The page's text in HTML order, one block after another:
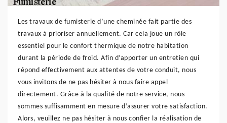
Les travaux de fumisterie d’une cheminée fait partie des
travaux à prioriser annuellement. Car cela joue un rôle
essentiel pour le confort thermique de notre habitation
durant la période de froid. Afin d’apporter un entretien qui
répond effectivement aux attentes de votre conduit, nous
vous invitons de ne pas hésiter à nous faire appel
directement. Grâce à la qualité de notre service, nous
sommes suffisamment en mesure d’assurer votre satisfaction.
Alors, veuillez ne pas hésiter à nous confier la réalisation de